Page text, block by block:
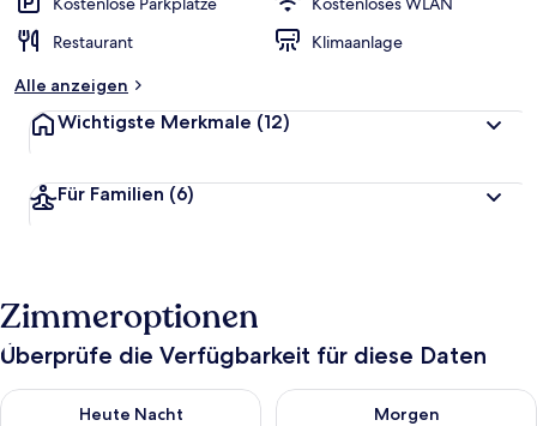
Restaurant
Klimaanlage
Alle anzeigen
Wichtigste Merkmale (12)
Für Familien (6)
Zimmeroptionen
Überprüfe die Verfügbarkeit für diese Daten
Heute Nacht
Überprüfe die Verfügbarkeit für heute Nacht, Aug. 8 - Aug. 9.
Morgen
Überprüfe die Verfügbarkeit